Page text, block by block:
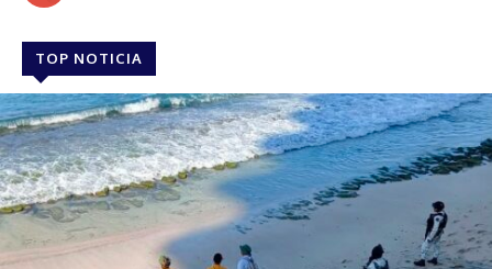
TOP NOTICIA